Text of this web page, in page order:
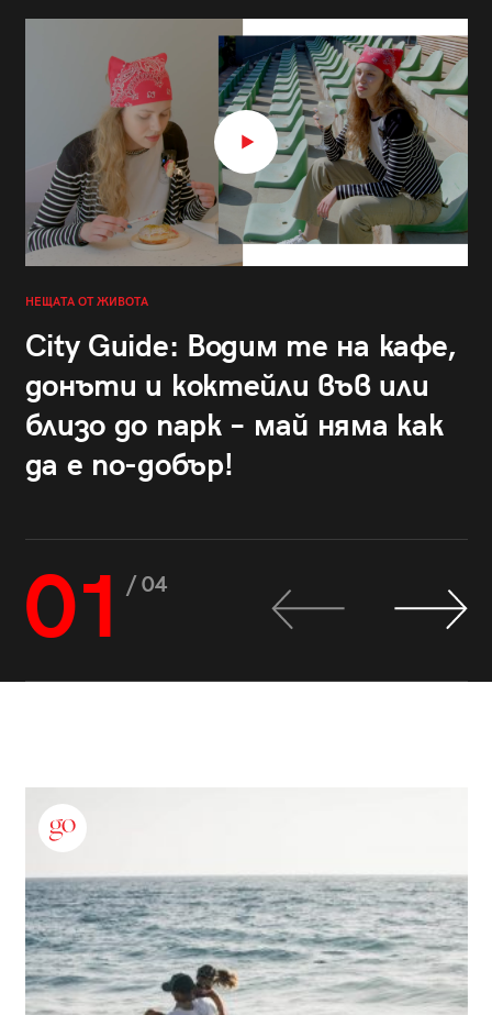
НЕЩАТА ОТ ЖИВОТА
City Guide: Водим те на кафе,
донъти и коктейли във или
близо до парк – май няма как
да е по-добър!
01 / 04